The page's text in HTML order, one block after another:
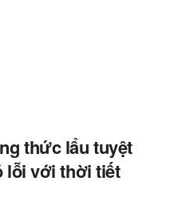
thức lẩu tuyệt
lỗi với thời tiết